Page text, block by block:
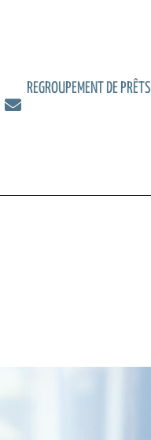
REGROUPEMENT DE PRÊTS